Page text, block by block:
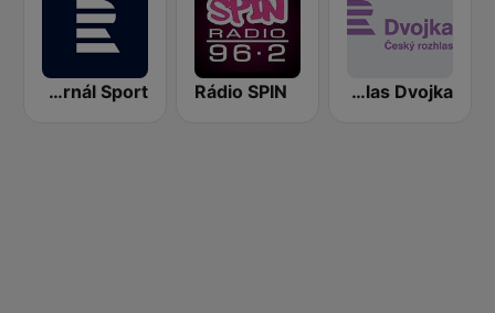
Český rozhlas Dvojka
Rádio SPIN
Radiožurnál Sport